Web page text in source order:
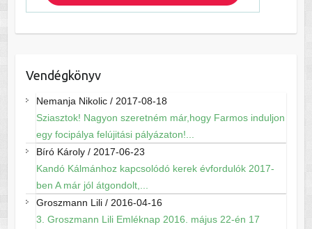
Vendégkönyv
Nemanja Nikolic/ 2017-08-18
Sziasztok! Nagyon szeretném már,hogy Farmos induljon
egy focipálya felújitási pályázaton!...
Bíró Károly/ 2017-06-23
Kandó Kálmánhoz kapcsolódó kerek évfordulók 2017-
ben A már jól átgondolt,...
Groszmann Lili/ 2016-04-16
3. Groszmann Lili Emléknap 2016. május 22-én 17